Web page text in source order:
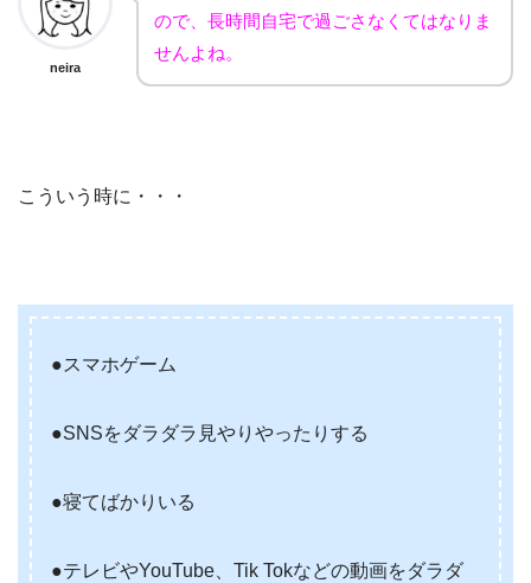
neira
ので、長時間自宅で過ごさなくてはなりま
せんよね。
こういう時に・・・
●スマホゲーム
●SNSをダラダラ見やりやったりする
●寝てばかりいる
●テレビやYouTube、Tik Tokなどの動画をダラダ